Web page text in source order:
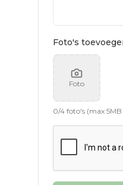
Foto's
Foto
0/4 foto's (max